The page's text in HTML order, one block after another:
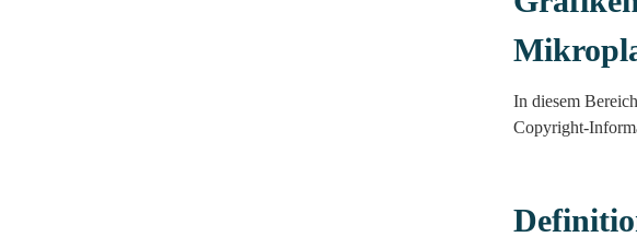
In diesem
Copyright-